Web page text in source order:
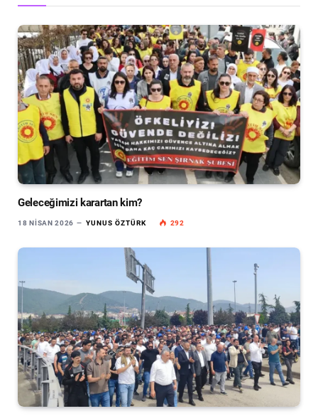
Geleceğimizi karartan kim?
18 NISAN 2026 YUNUS ÖZTÜRK 292